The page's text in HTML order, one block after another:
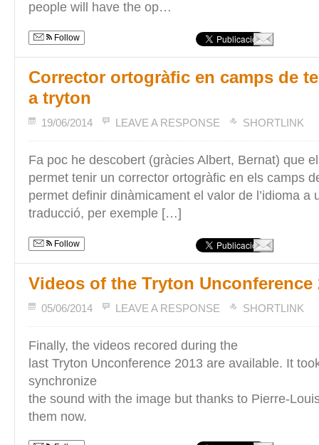
people will have the op…
Follow
Corrector ortogràfic en camps de
a tryton
19/06/2014 LEAVE A RESPONSE SHORTLINK
Fa poc he descobert (gràcies Albert, Bernat) que
permet tenir un corrector ortogràfic en els camps
permet definir dinàmicament el valor de l’idioma a
traducció, per exemple […]
Follow
Videos of the Tryton Unconference
05/06/2014 LEAVE A RESPONSE SHORTLINK
Finally, the videos recored during the
last Tryton Unconference 2013 are available. It
synchronize
the sound with the image but thanks to Pierre-
them now.